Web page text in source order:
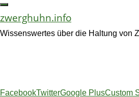
zwerghuhn.info
Wissenswertes über die Haltung von
FacebookTwitterGoogle PlusCustom
Kokizidiose
Marek